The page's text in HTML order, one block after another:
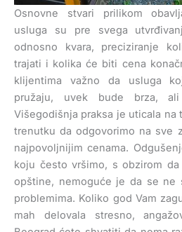
Osnovne stvari prilikom
usluga su pre svega
odnosno kvara, preciziranje
trajati i kolika će biti cena
klijentima važno da usluga
pružaju, uvek bude brza,
Višegodišnja praksa je uticala na
trenutku da odgovorimo na sve
najpovoljnijim cenama.
koju često vršimo, s obzirom
opštine, nemoguće je da se ne
problemima. Koliko god Vam
mah delovala stresno,